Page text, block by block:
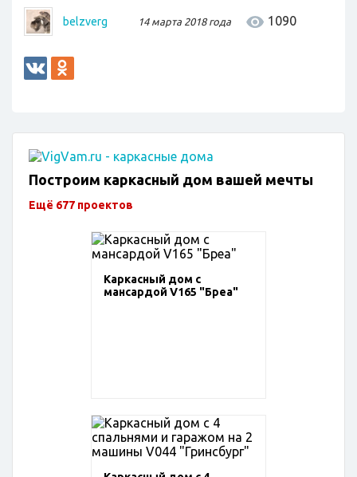
belzverg 14 марта 2018 года 1090
Построим каркасный дом вашей мечты
Ещё 677 проектов
Каркасный дом с
мансардой V165 "Бреа"